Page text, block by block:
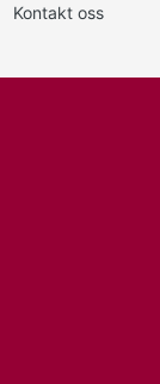
Kontakt oss